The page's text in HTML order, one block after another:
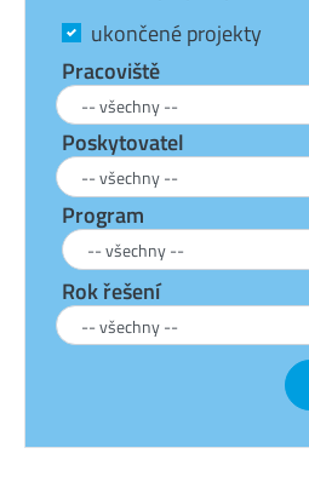
ukončené projekty
Pracoviště
Poskytovatel
Program
Rok řešení